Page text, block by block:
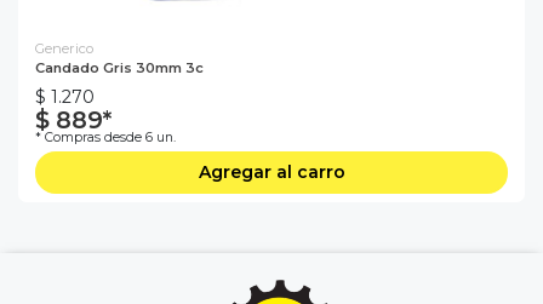
Generico
Candado Gris 30mm 3c
$ 1.270
$ 889*
* Compras desde 6 un.
Agregar al carro